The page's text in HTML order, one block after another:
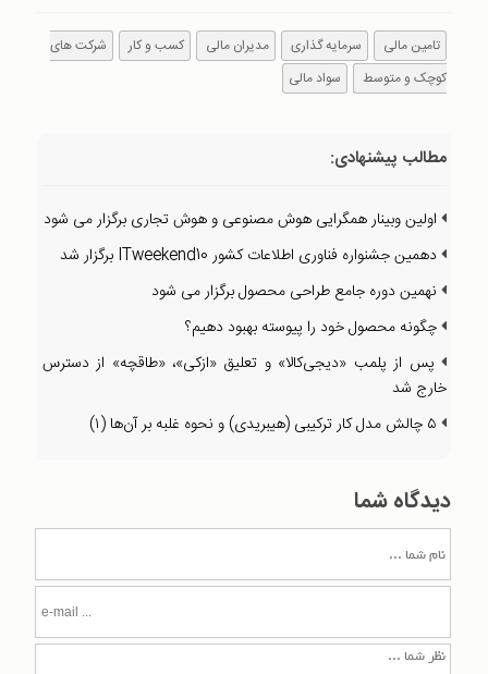
تامین مالی سرمایه گذاری مدیران مالی کسب و کار
شرکت های
کوچک و متوسط
سواد مالی
مطالب پیشنهادی:
اولین وبینار همگرایی هوش مصنوعی و هوش تجاری برگزار می شود
دهمین جشنواره فناوری اطلاعات کشور ITweekend10 برگزار شد
نهمین دوره جامع طراحی محصول برگزار می شود
چگونه محصول خود را پیوسته بهبود دهیم؟
پس از پلمب «دیجی‌کالا» و تعلیق «ازکی»، «طاقچه» از دسترس
خارج شد
۵ چالش مدل کار ترکیبی (هیبریدی) و نحوه غلبه بر آن‌ها (۱)
دیدگاه شما